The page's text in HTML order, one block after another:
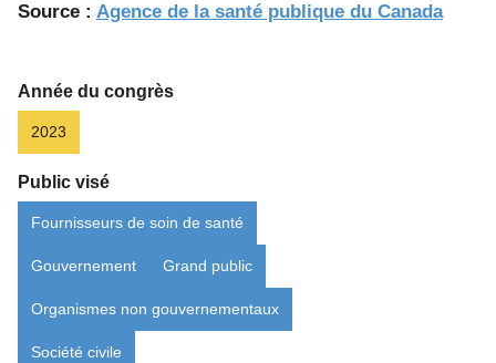
saillants
la
surveillance
Source : Agence de la santé publique du Canada
Année du congrès
2023
Public visé
Fournisseurs de soin de santé
Gouvernement Grand public
Organismes non gouvernementaux
Société civile